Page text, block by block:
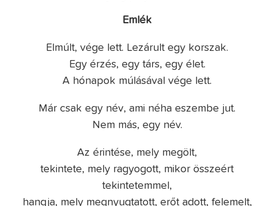
Emlék
Elmúlt, vége lett. Lezárult egy korszak.
Egy érzés, egy társ, egy élet.
A hónapok múlásával vége lett.
Már csak egy név, ami néha eszembe jut.
Nem más, egy név.
Az érintése, mely megölt,
tekintete, mely ragyogott, mikor összeért
tekintetemmel,
hangja, mely megnyugtatott, erőt adott, felemelt,